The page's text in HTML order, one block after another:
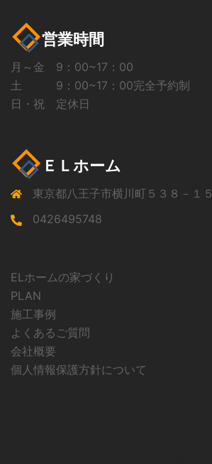
営業時間
月～金 9：00~17：00
土 9：00~17：00完全予約制
日・祝 定休日
ＥＬホーム
東京都八王子市横川町５３８－１５
0426495748
ELホームの家づくり
PLAN
施工事例
よくあるご質問
会社概要
個人情報保護方針について